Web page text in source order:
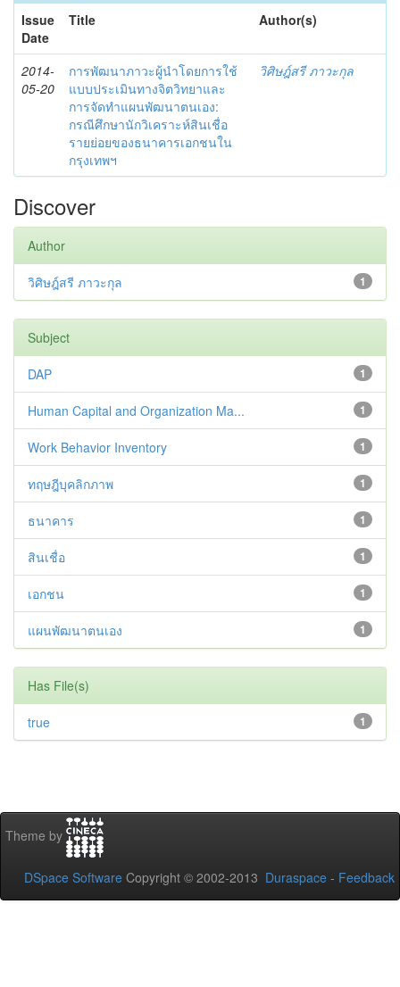
Issue
Date
Title Author(s)
2014-
05-20
การพัฒนาภาวะผู้นำโดยการใช้
แบบประเมินทางจิตวิทยาและ
การจัดทำแผนพัฒนาตนเอง:
กรณีศึกษานักวิเคราะห์สินเชื่อ
รายย่อยของธนาคารเอกชนใน
กรุงเทพฯ
วิศิษฎ์สรี ภาวะกุล
Discover
Author
1
วิศิษฎ์สรี ภาวะกุล
Subject
1
DAP
1
Human Capital and Organization Ma...
1
Work Behavior Inventory
1
ทฤษฎีบุคลิกภาพ
1
ธนาคาร
1
สินเชื่อ
1
เอกชน
1
แผนพัฒนาตนเอง
Has File(s)
1
true
Theme by
DSpace Software Copyright © 2002-2013 Duraspace - Feedback